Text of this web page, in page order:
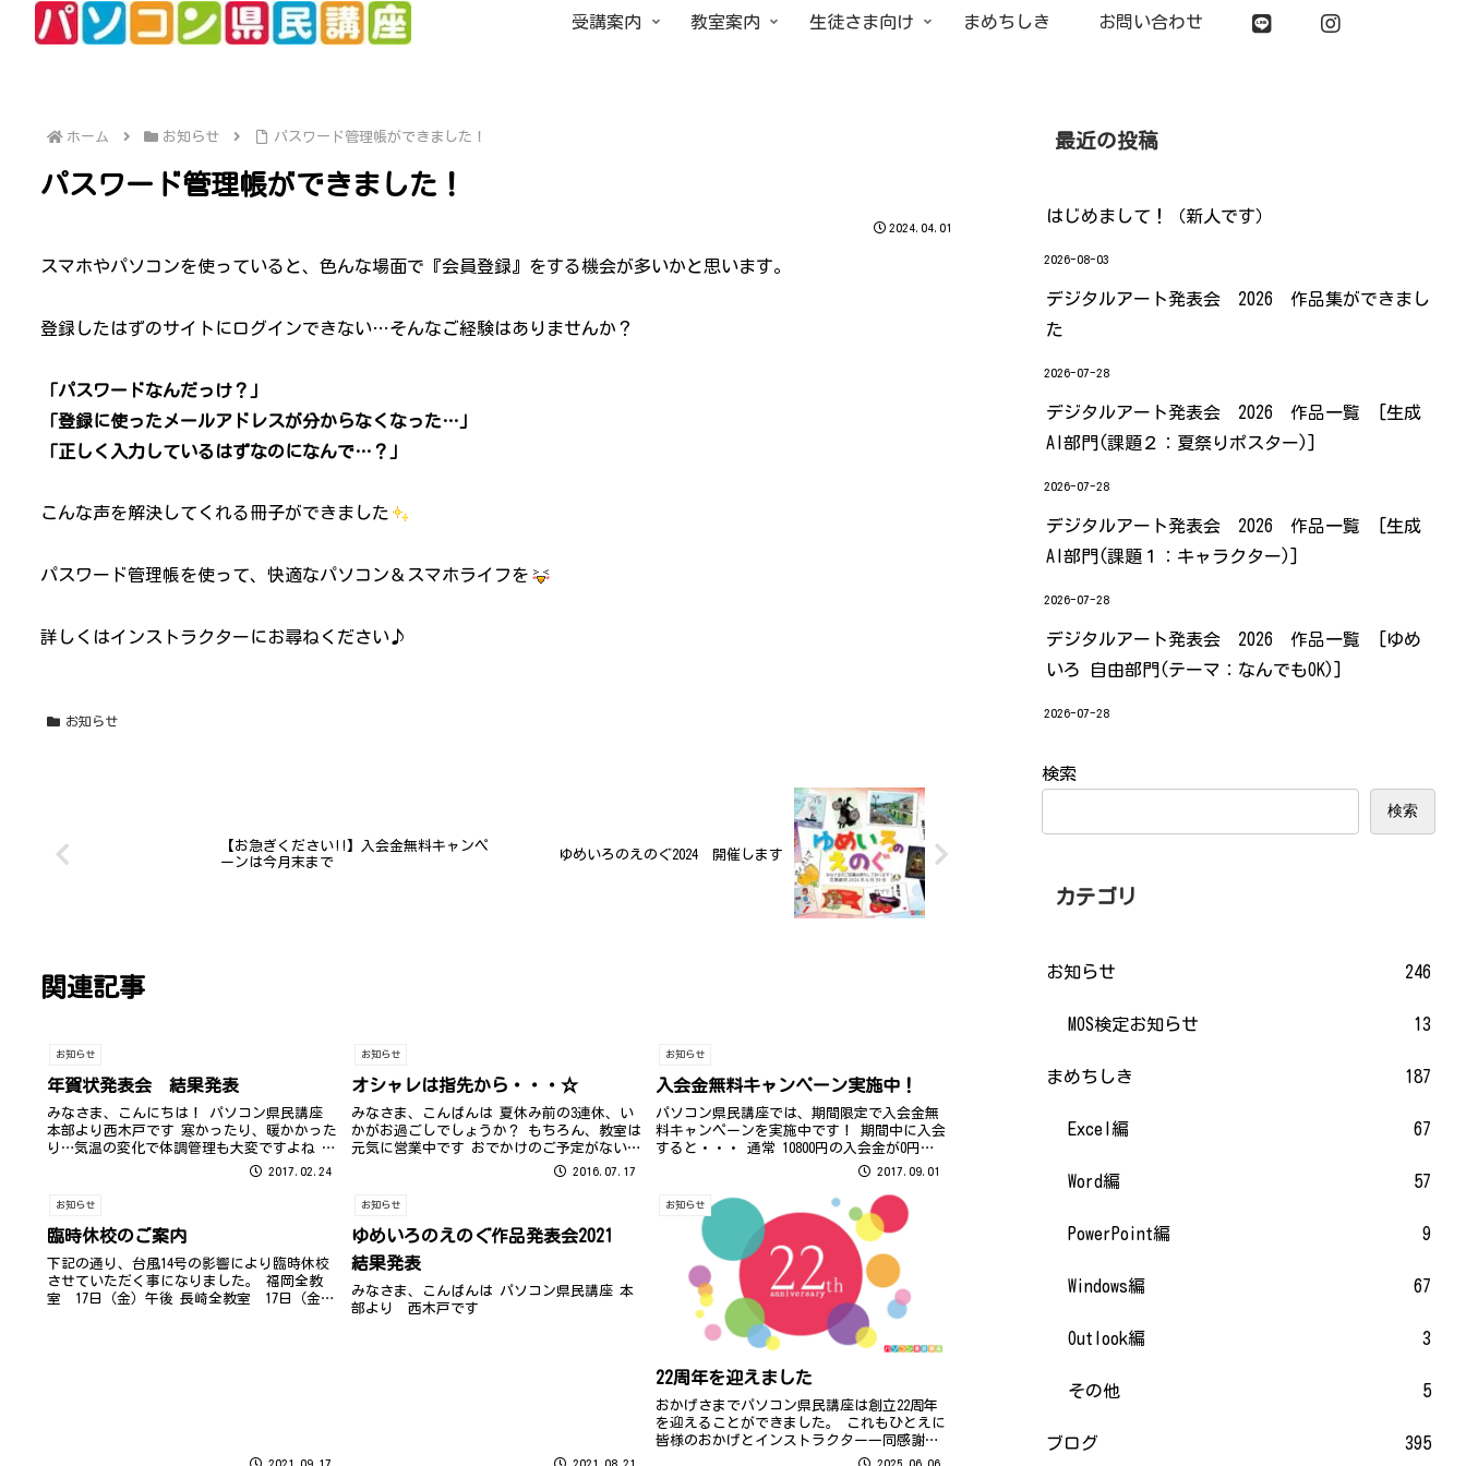
受講案内 教室案内 生徒さま向け まめちしき お問い合わせ
ホーム お知らせ パスワード管理帳ができました！
パスワード管理帳ができました！
2024.04.01
スマホやパソコンを使っていると、色んな場面で『会員登録』をする機会が多いかと思います。
登録したはずのサイトにログインできない…そんなご経験はありませんか？
「パスワードなんだっけ？」
「登録に使ったメールアドレスが分からなくなった…」
「正しく入力しているはずなのになんで…？」
こんな声を解決してくれる冊子ができました
パスワード管理帳を使って、快適なパソコン＆スマホライフを
詳しくはインストラクターにお尋ねください♪
お知らせ
【お急ぎください!!】入会金無料キャンペ
ーンは今月末まで
ゆめいろのえのぐ2024 開催します
関連記事
お知らせ
年賀状発表会 結果発表
みなさま、こんにちは！ パソコン県民講座
本部より西木戸です 寒かったり、暖かかった
り…気温の変化で体調管理も大変ですよね 気
温差があると体温を上げたり下げたりという
いるそうで普段よりも疲れやすくなる...
2017.02.24
お知らせ
オシャレは指先から・・・☆
みなさま、こんばんは 夏休み前の3連休、い
かがお過ごしでしょうか？ もちろん、教室は
元気に営業中です おでかけのご予定がない
2016.07.17
お知らせ
入会金無料キャンペーン実施中！
パソコン県民講座では、期間限定で入会金無
料キャンペーンを実施中です！ 期間中に入会
すると・・・ 通常 10800円の入会金が0円
に！！ お得なこの期間に、ぜひご入会いただ
期間：9月1日～10月31日...
2017.09.01
お知らせ
臨時休校のご案内
下記の通り、台風14号の影響により臨時休校
させていただく事になりました。 福岡全教
室 17日（金）午後 長崎全教室 17日（金）
2021.09.17
お知らせ
ゆめいろのえのぐ作品発表会2021
結果発表
みなさま、こんばんは パソコン県民講座 本
部より 西木戸です
2021.08.21
お知らせ
22周年を迎えました
おかげさまでパソコン県民講座は創立22周年
を迎えることができました。 これもひとえに
皆様のおかげとインストラクター一同感謝の
気持ちでいっぱいです。 今後も生徒の皆様の
2025.06.06
最近の投稿
はじめまして！（新人です）
2026-08-03
デジタルアート発表会 2026 作品集ができまし
た
2026-07-28
デジタルアート発表会 2026 作品一覧 [生成
AI部門(課題２：夏祭りポスター)]
2026-07-28
デジタルアート発表会 2026 作品一覧 [生成
AI部門(課題１：キャラクター)]
2026-07-28
デジタルアート発表会 2026 作品一覧 [ゆめ
いろ 自由部門(テーマ：なんでもOK)]
2026-07-28
検索
検索
カテゴリ
お知らせ 246
MOS検定お知らせ 13
まめちしき 187
Excel編 67
Word編 57
PowerPoint編 9
Windows編 67
Outlook編 3
その他 5
ブログ 395